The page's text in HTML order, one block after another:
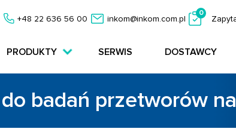
+48 22 636 56 00 inkom@inkom.com.pl
0
PRODUKTY SERWIS DOSTAWCY
badań przetworów